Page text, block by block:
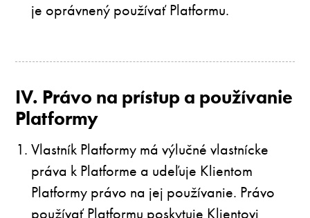
je oprávnený používať Platformu.
IV. Právo na prístup a používanie
Platformy
Vlastník Platformy má výlučné vlastnícke
práva k Platforme a udeľuje Klientom
Platformy právo na jej používanie. Právo
používať Platformu poskytuje Klientovi